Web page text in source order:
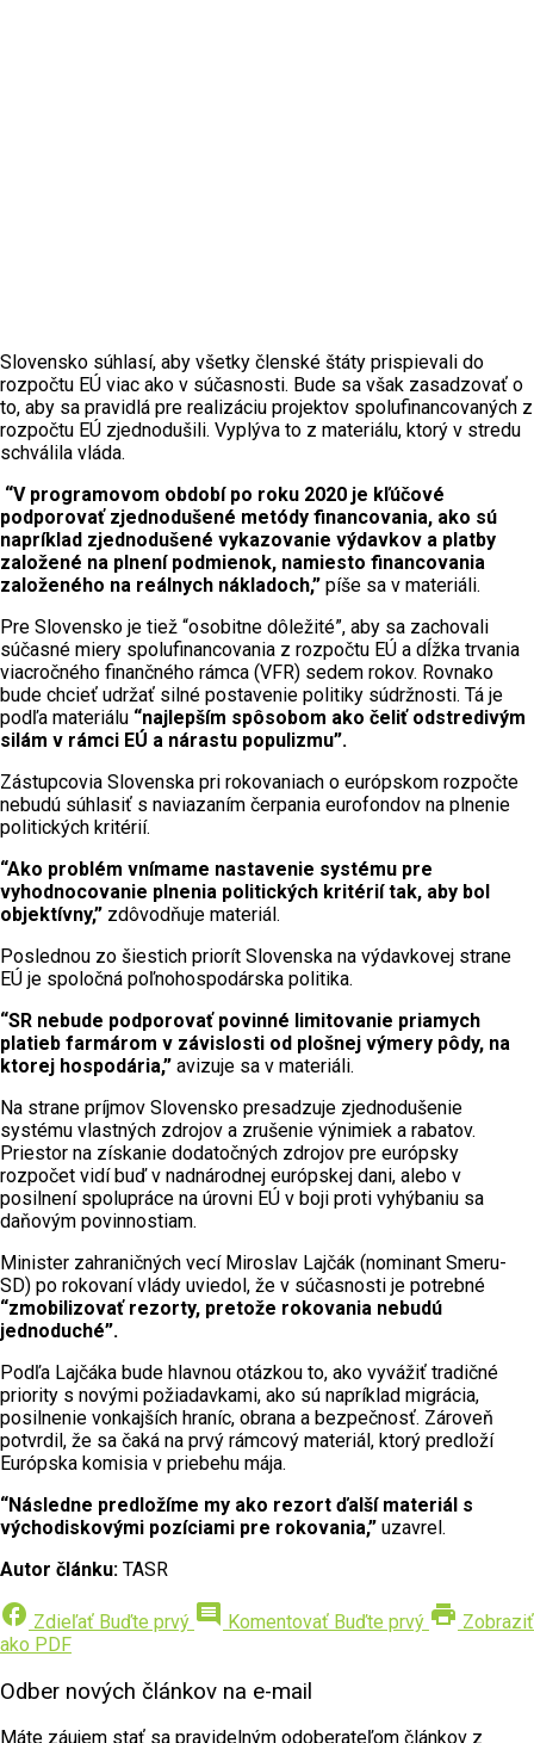
Slovensko súhlasí, aby všetky členské štáty prispievali do
rozpočtu EÚ viac ako v súčasnosti. Bude sa však zasadzovať o
to, aby sa pravidlá pre realizáciu projektov spolufinancovaných z
rozpočtu EÚ zjednodušili. Vyplýva to z materiálu, ktorý v stredu
schválila vláda.
“V programovom období po roku 2020 je kľúčové
podporovať zjednodušené metódy financovania, ako sú
napríklad zjednodušené vykazovanie výdavkov a platby
založené na plnení podmienok, namiesto financovania
založeného na reálnych nákladoch,” píše sa v materiáli.
Pre Slovensko je tiež “osobitne dôležité”, aby sa zachovali
súčasné miery spolufinancovania z rozpočtu EÚ a dĺžka trvania
viacročného finančného rámca (VFR) sedem rokov. Rovnako
bude chcieť udržať silné postavenie politiky súdržnosti. Tá je
podľa materiálu “najlepším spôsobom ako čeliť odstredivým
silám v rámci EÚ a nárastu populizmu”.
Zástupcovia Slovenska pri rokovaniach o európskom rozpočte
nebudú súhlasiť s naviazaním čerpania eurofondov na plnenie
politických kritérií.
“Ako problém vnímame nastavenie systému pre
vyhodnocovanie plnenia politických kritérií tak, aby bol
objektívny,” zdôvodňuje materiál.
Poslednou zo šiestich priorít Slovenska na výdavkovej strane
EÚ je spoločná poľnohospodárska politika.
“SR nebude podporovať povinné limitovanie priamych
platieb farmárom v závislosti od plošnej výmery pôdy, na
ktorej hospodária,” avizuje sa v materiáli.
Na strane príjmov Slovensko presadzuje zjednodušenie
systému vlastných zdrojov a zrušenie výnimiek a rabatov.
Priestor na získanie dodatočných zdrojov pre európsky
rozpočet vidí buď v nadnárodnej európskej dani, alebo v
posilnení spolupráce na úrovni EÚ v boji proti vyhýbaniu sa
daňovým povinnostiam.
Minister zahraničných vecí Miroslav Lajčák (nominant Smeru-
SD) po rokovaní vlády uviedol, že v súčasnosti je potrebné
“zmobilizovať rezorty, pretože rokovania nebudú
jednoduché”.
Podľa Lajčáka bude hlavnou otázkou to, ako vyvážiť tradičné
priority s novými požiadavkami, ako sú napríklad migrácia,
posilnenie vonkajších hraníc, obrana a bezpečnosť. Zároveň
potvrdil, že sa čaká na prvý rámcový materiál, ktorý predloží
Európska komisia v priebehu mája.
“Následne predložíme my ako rezort ďalší materiál s
východiskovými pozíciami pre rokovania,” uzavrel.
Autor článku: TASR
facebook Zdieľať Buďte prvý comment Komentovať Buďte prvý print Zobraziť
ako PDF
Odber nových článkov na e-mail
Máte záujem stať sa pravidelným odoberateľom článkov z